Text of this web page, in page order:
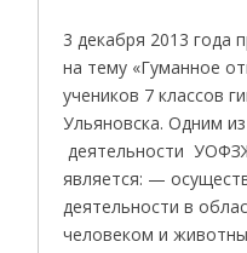
3 декабря 2013 года
на тему «Гуманное
учеников 7 классов
Ульяновска. Одним
деятельности
является: —
деятельности в
человеком и